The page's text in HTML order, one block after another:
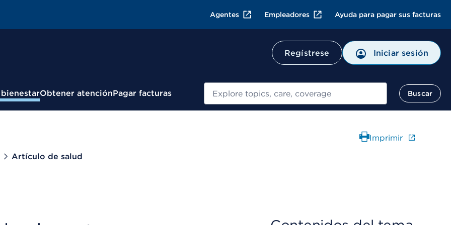
Agentes Empleadores Ayuda para pagar sus facturas
Regístrese Iniciar sesión
Obtener atenciónPagar facturas Buscar
Artículo de salud
Imprimir